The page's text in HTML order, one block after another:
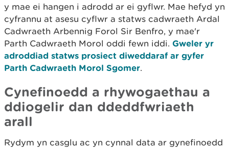
y mae ei hangen i adrodd ar ei gyflwr. Mae hefyd yn
cyfrannu at asesu cyflwr a statws cadwraeth Ardal
Cadwraeth Arbennig Forol Sir Benfro, y mae'r
Parth Cadwraeth Morol oddi fewn iddi. Gweler yr
adroddiad statws prosiect diweddaraf ar gyfer
Parth Cadwraeth Morol Sgomer.
Cynefinoedd a rhywogaethau a
ddiogelir dan ddeddfwriaeth
arall
Rydym yn casglu ac yn cynnal data ar gynefinoedd